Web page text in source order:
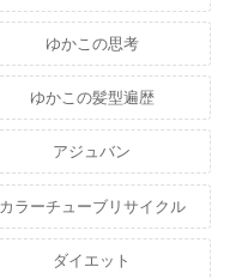
ゆかこの思考
ゆかこの髪型遍歴
アジュバン
カラーチューブリサイクル
ダイエット